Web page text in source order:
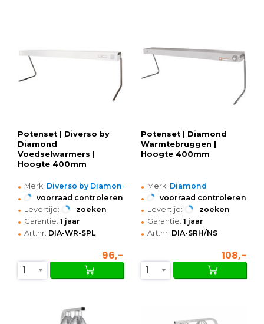
Potenset | Diverso by
Diamond
Voedselwarmers |
Hoogte 400mm
• Merk: Diverso by Diamond
• voorraad controleren
• Levertijd: zoeken
• Garantie: 1 jaar
• Art.nr: DIA-WR-SPL
96,-
1
Potenset | Diamond
Warmtebruggen |
Hoogte 400mm
• Merk: Diamond
• voorraad controleren
• Levertijd: zoeken
• Garantie: 1 jaar
• Art.nr: DIA-SRH/NS
108,-
1